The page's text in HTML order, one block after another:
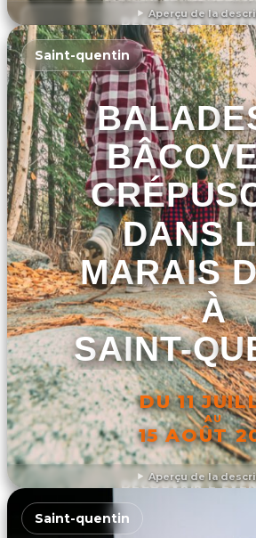
Aperçu de la
DÉCOUVRIR
Aperçu de la
Saint-quentin
DANS
MARAIS
À
SAINT-
DU 11
AU
15 AOÛT
DÉCOUVRIR
Saint-quentin